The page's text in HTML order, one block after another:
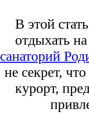
В этой
отдыхать
санаторий
не секрет,
курорт,